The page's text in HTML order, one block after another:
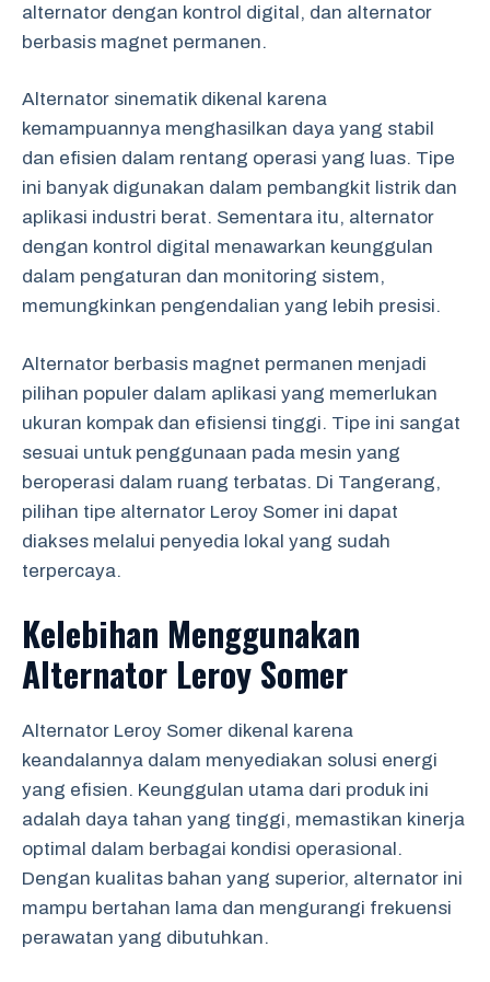
alternator dengan kontrol digital, dan alternator
berbasis magnet permanen.
Alternator sinematik dikenal karena
kemampuannya menghasilkan daya yang stabil
dan efisien dalam rentang operasi yang luas. Tipe
ini banyak digunakan dalam pembangkit listrik dan
aplikasi industri berat. Sementara itu, alternator
dengan kontrol digital menawarkan keunggulan
dalam pengaturan dan monitoring sistem,
memungkinkan pengendalian yang lebih presisi.
Alternator berbasis magnet permanen menjadi
pilihan populer dalam aplikasi yang memerlukan
ukuran kompak dan efisiensi tinggi. Tipe ini sangat
sesuai untuk penggunaan pada mesin yang
beroperasi dalam ruang terbatas. Di Tangerang,
pilihan tipe alternator Leroy Somer ini dapat
diakses melalui penyedia lokal yang sudah
terpercaya.
Kelebihan Menggunakan
Alternator Leroy Somer
Alternator Leroy Somer dikenal karena
keandalannya dalam menyediakan solusi energi
yang efisien. Keunggulan utama dari produk ini
adalah daya tahan yang tinggi, memastikan kinerja
optimal dalam berbagai kondisi operasional.
Dengan kualitas bahan yang superior, alternator ini
mampu bertahan lama dan mengurangi frekuensi
perawatan yang dibutuhkan.